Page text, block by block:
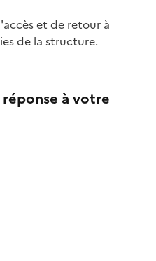
et de retour à
de la structure.
à votre